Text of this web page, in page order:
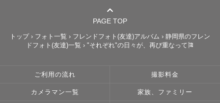
💒和装婚礼前撮り大歓迎！多数経験あります
和装婚礼衣装（お着物）レンタルは格安価格でご案内が可
PAGE TOP
トップ › フォト一覧 › フレンドフォト(友達)アルバム › 静岡県のフレン
ドフォト(友達)一覧 › "それぞれ"の日々が、再び重なって🎏
ご利用の流れ 撮影料金
カメラマン一覧 家族、ファミリー